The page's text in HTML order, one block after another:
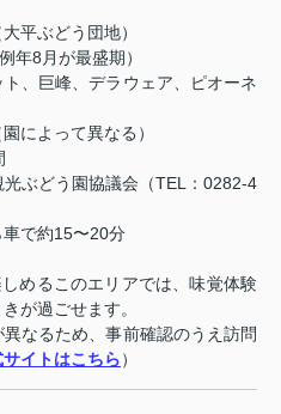
平ぶどう団地）
年8月が最盛期）
ト、巨峰、デラウェア、ピオーネ
によって異なる）
光ぶどう園協議会（TEL：0282-4
車で約15〜20分
めるこのエリアでは、味覚体験
が過ごせます。
なるため、事前確認のうえ訪問
イトはこちら）